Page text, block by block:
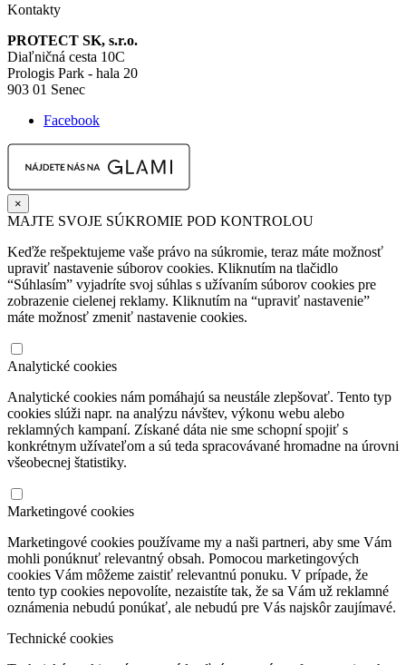
Kontakty
PROTECT SK, s.r.o.
Diaľničná cesta 10C
Prologis Park - hala 20
903 01 Senec
Facebook
×
MAJTE SVOJE SÚKROMIE POD KONTROLOU
Keďže rešpektujeme vaše právo na súkromie, teraz máte možnosť
upraviť nastavenie súborov cookies. Kliknutím na tlačidlo
“Súhlasím” vyjadríte svoj súhlas s užívaním súborov cookies pre
zobrazenie cielenej reklamy. Kliknutím na “upraviť nastavenie”
máte možnosť zmeniť nastavenie cookies.
Analytické cookies
Analytické cookies nám pomáhajú sa neustále zlepšovať. Tento typ
cookies slúži napr. na analýzu návštev, výkonu webu alebo
reklamných kampaní. Získané dáta nie sme schopní spojiť s
konkrétnym užívateľom a sú teda spracovávané hromadne na úrovni
všeobecnej štatistiky.
Marketingové cookies
Marketingové cookies používame my a naši partneri, aby sme Vám
mohli ponúknuť relevantný obsah. Pomocou marketingových
cookies Vám môžeme zaistiť relevantnú ponuku. V prípade, že
tento typ cookies nepovolíte, nezaistíte tak, že sa Vám už reklamné
oznámenia nebudú ponúkať, ale nebudú pre Vás najskôr zaujímavé.
Technické cookies